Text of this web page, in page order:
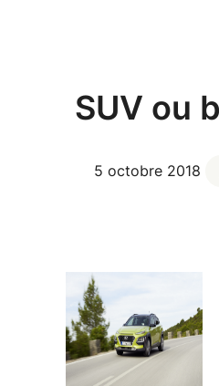
SUV ou
5 octobre 2018